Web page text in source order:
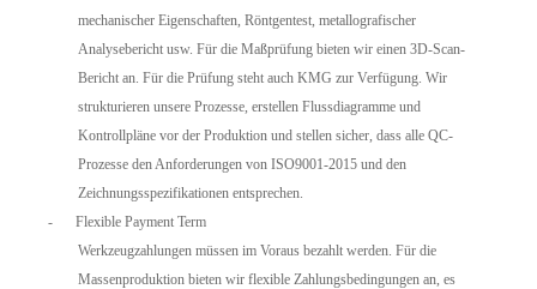
mechanischer Eigenschaften, Röntgentest, metallografischer
Analysebericht usw. Für die Maßprüfung bieten wir einen 3D-Scan-
Bericht an. Für die Prüfung steht auch KMG zur Verfügung. Wir
strukturieren unsere Prozesse, erstellen Flussdiagramme und
Kontrollpläne vor der Produktion und stellen sicher, dass alle QC-
Prozesse den Anforderungen von ISO9001-2015 und den
Zeichnungsspezifikationen entsprechen.
-
Flexible Payment Term
Werkzeugzahlungen müssen im Voraus bezahlt werden. Für die
Massenproduktion bieten wir flexible Zahlungsbedingungen an, es